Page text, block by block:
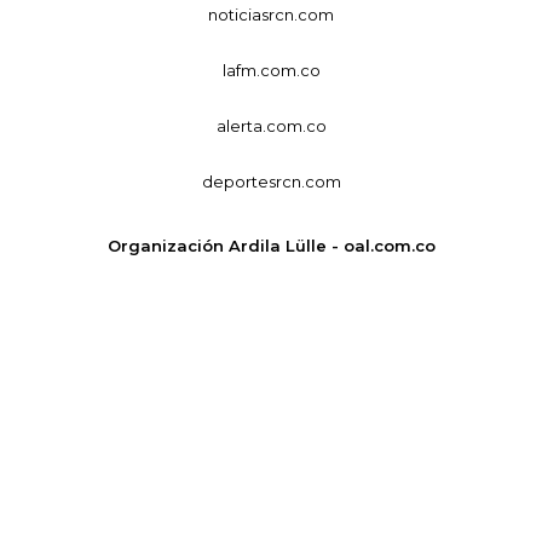
noticiasrcn.com
lafm.com.co
alerta.com.co
deportesrcn.com
Organización Ardila Lülle - oal.com.co